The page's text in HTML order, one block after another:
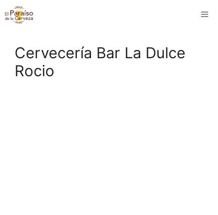
Saltar
al
Cervecería Bar La Dulce
Rocio